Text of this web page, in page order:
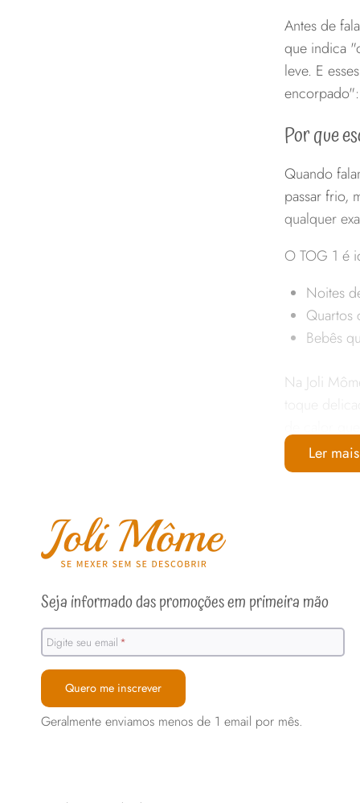
Antes de
que indica
leve. E
Por que
Quando
passar frio,
qualquer
O TOG 1 é
Noites
Quartos
Bebês
Na Joli
Saco de
,
pele ou
Outro
reduzindo
e para os
para os
Ler mais
Seja informado das promoções em primeira mão
Digite seu email *
Quero me inscrever
Geralmente enviamos menos de 1 email por mês.